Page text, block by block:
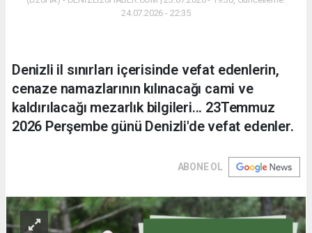
24.07.2026 - 22:35
Denizli il sınırları içerisinde vefat edenlerin,
cenaze namazlarının kılınacağı cami ve
kaldırılacağı mezarlık bilgileri... 23Temmuz
2026 Perşembe günü Denizli'de vefat edenler.
ABONE OL